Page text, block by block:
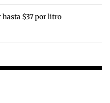
$37 por litro